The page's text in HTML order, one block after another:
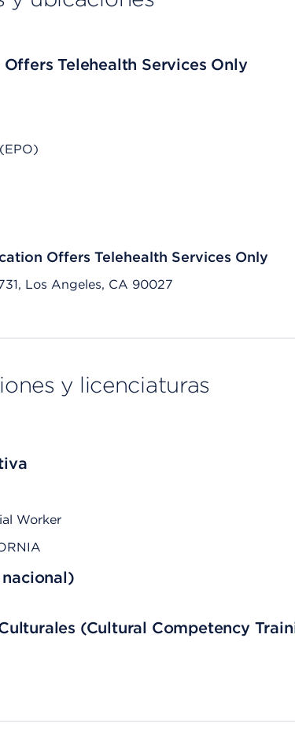
Telehealth Services Only
Offers Telehealth Services Only
Los Angeles, CA 90027
y licenciaturas
Worker
(Cultural Competency